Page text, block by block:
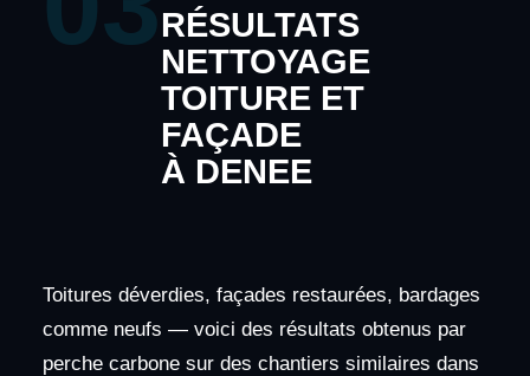
RÉSULTATS
NETTOYAGE
TOITURE ET
FAÇADE
À DENEE
Toitures déverdies, façades restaurées, bardages
comme neufs — voici des résultats obtenus par
perche carbone sur des chantiers similaires dans